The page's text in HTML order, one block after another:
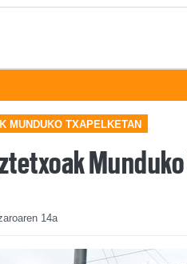
MUNDUKO TXAPELKETAN
14a